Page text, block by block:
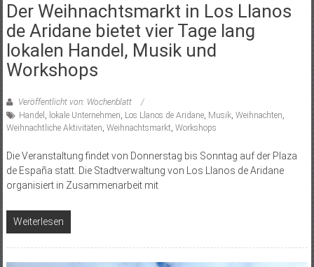
Der Weihnachtsmarkt in Los Llanos
de Aridane bietet vier Tage lang
lokalen Handel, Musik und
Workshops
Veröffentlicht von: Wochenblatt
Handel , lokale Unternehmen, Los Llanos de Aridane, Musik, Weihnachten,
Weihnachtliche Aktivitäten, Weihnachtsmarkt, Workshops
Die Veranstaltung findet von Donnerstag bis Sonntag auf der Plaza
de España statt. Die Stadtverwaltung von Los Llanos de Aridane
organisiert in Zusammenarbeit mit
Weiterlesen